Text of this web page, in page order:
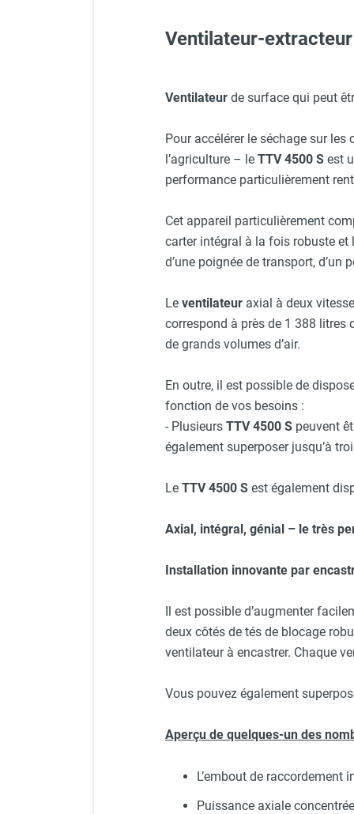
Sèche-main et sèche-cheveux
Chauffage fixe atelier
Chauffage d'atelier fixe au fioul et
Chauffage au fioul avec réservoir
Chauffage au fioul à raccorder sur
Aérotherme au fioul
Chauffage polycombustible / huile
Chauffage d'atelier fixe avec brûleur
Chauffage d'atelier suspendu
Chauffage suspendu au fioul
Chauffage suspendu au gaz
Chauffage FARM
Chauffage FARM au fioul
Chauffage d'atelier granulés / bois /
Chaudière fixe à eau
Aérotherme électrique
Aérotherme à eau chaude ou froide
Aérotherme pompe à chaleur
Chauffage mobile électrique
Chauffage électrique soufflant
étuvage industriel ou destruction
Chauffage électrique infrarouge
Chauffage mobile au fioul et GNR
cheminée et réservoir intégré
Rallonge professionnelle
Gaine de ventilation
Manchon de raccordement
Veste de chantier PE10J -
Veste de chantier PE10J -
Veste de chantier PE10J -
Casque de protection gris
Ventilateur-
Ventilateur de surface qui peut
Pour accélérer le séchage sur
l’agriculture – le TTV 4500 S est
performance particulièrement
Cet appareil particulièrement
carter intégral à la fois robuste et
d’une poignée de transport,
Le ventilateur axial à deux
correspond à près de 1 388 litres
de grands volumes d’air.
En outre, il est possible de
fonction de vos besoins :
- Plusieurs TTV 4500 S peuvent
également superposer jusqu’à
Le TTV 4500 S est également
Axial, intégral, génial – le très
Installation innovante par
Il est possible d’augmenter
deux côtés de tés de blocage
ventilateur à encastrer. Chaque
Vous pouvez également
Aperçu de quelques-un des
L’embout de raccordement
Puissance axiale